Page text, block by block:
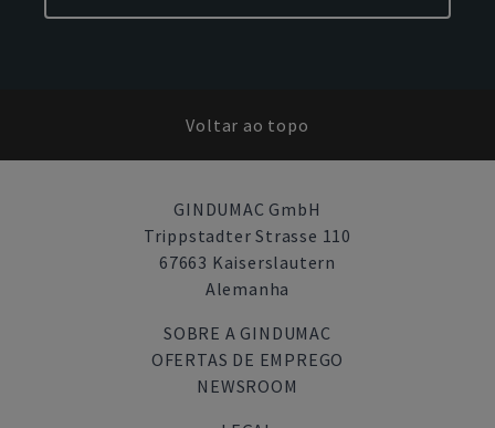
Voltar ao topo
GINDUMAC GmbH
Trippstadter Strasse 110
67663 Kaiserslautern
Alemanha
SOBRE A GINDUMAC
OFERTAS DE EMPREGO
NEWSROOM